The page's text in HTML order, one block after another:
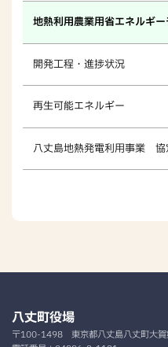
地熱利用農業用省エネルギ
開発工程・進捗状況
再生可能エネルギー
八丈島地熱発電利用事業 協
八丈町役場
〒100-1498 東京都八丈島八丈町大